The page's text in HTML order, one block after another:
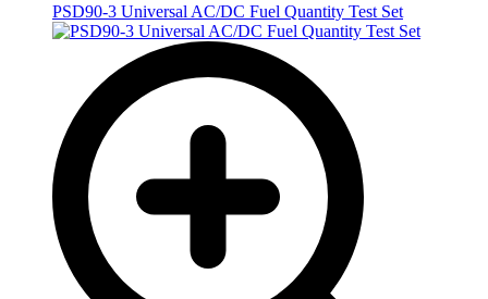
PSD90-3 Universal AC/DC Fuel Quantity Test Set